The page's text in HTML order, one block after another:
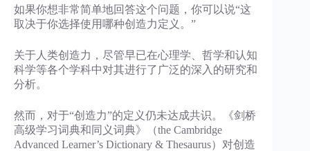
如果你想非常简单地回答这个问题，你可以说“这
取决于你选择使用哪种创造力定义。”
关于人类创造力，尽管早已在心理学、哲学和认知
科学等各个学科中对其进行了广泛的深入的研究和
分析。
然而，对于“创造力”的定义仍未达成共识。《剑桥
高级学习词典和同义词典》（the Cambridge
Advanced Learner’s Dictionary & Thesaurus）对创造